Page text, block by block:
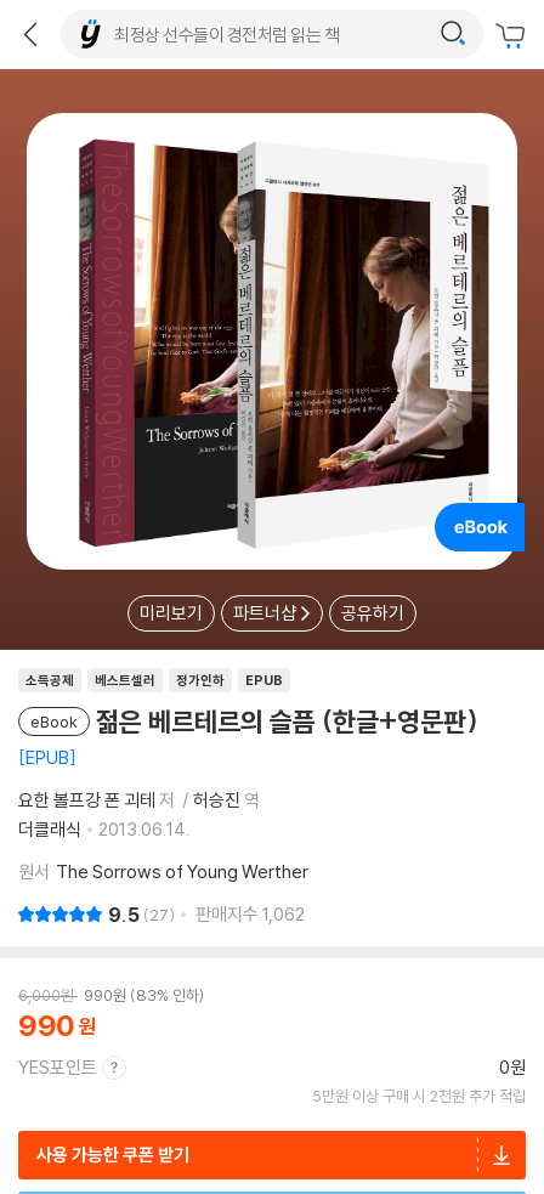
미리보기 파트너샵 공유하기
소득공제 베스트셀러 정가인하 EPUB
eBook 젊은 베르테르의 슬픔 (한글+영문판)
EPUB
요한 볼프강 폰 괴테 저 허승진 역
더클래식
2013.06.14.
원서 The Sorrows of Young Werther
9.5 27 판매지수 1,062
6,000원 990원 83% 인하
990
YES포인트 0원
5만원 이상 구매 시 2천원 추가 적립
사용 가능한 쿠폰 받기